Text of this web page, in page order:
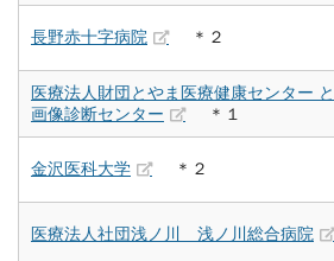
長野赤十字病院 ＊２
医療法人財団とやま医療健康センター
画像診断センター
＊１
金沢医科大学 ＊２
医療法人社団浅ノ川 浅ノ川総合病院